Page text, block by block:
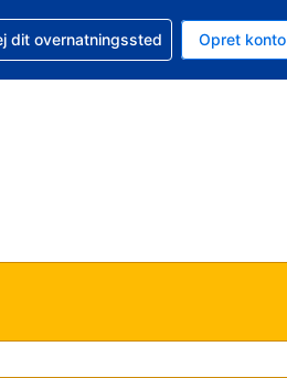
valuta er Danske kroner
sprog er Dansk
til en booking
dit overnatningssted Opret konto